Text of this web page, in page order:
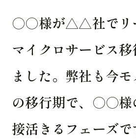
○○様が△△社でリ
マイクロサービス
ました。弊社も今
の移行期で、○○様
接活きるフェーズで